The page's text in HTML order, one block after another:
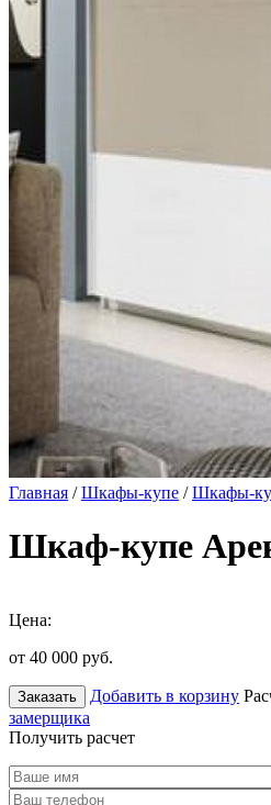
Главная /Шкафы-купе /Шкафы-
Шкаф-купе
Цена:
от 40 000 руб.
Заказать Добавить в корзину
замерщика
Получить расчет